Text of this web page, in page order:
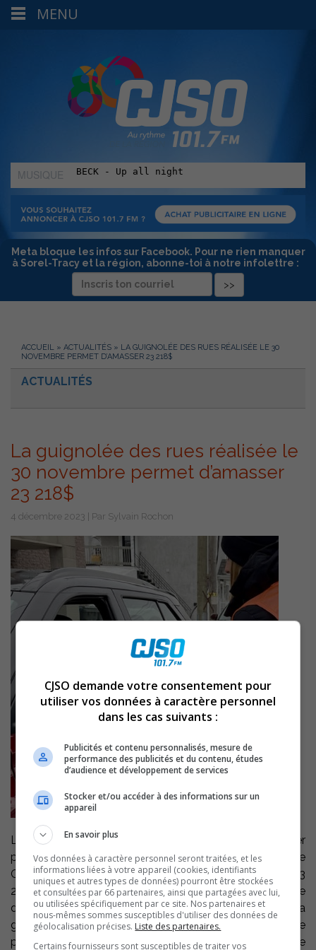
MUSIQUE
:
Meta bloque les infos sur Facebook. Pour ne rien manquer
à Sorel-Tracy et la région, abonne-toi à notre infolettre :
ACCUEIL » ACTUALITÉS » LA GUIGNOLÉE DES RUES RÉALISÉE LE 30
NOVEMBRE PERMET D’AMASSER 23 218$
ACTUALITÉS
La guignolée des rues réalisée le
30 novembre permet d’amasser
23 218$
4 décembre 2023 | Par Sylvain Rochon
La guignolée des rues réalisée le 30 novembre dernier
par le Centre d’action bénévole du Bas-Richelieu et le
Groupe d’entraide de Sorel-Tracy a permis d’amasser 23
218 $, un montant record pour ce type d’opération. Le
directeur du CAB, Ando Andrianady, se montre ravi de la
générosité des automobilistes. Il est important de
poursuivre sur cette lancée les besoins d’aide alimentaire
MENU
CJSO demande votre consentement pour
utiliser vos données à caractère personnel
dans les cas suivants :
Publicités et contenu personnalisés, mesure de
performance des publicités et du contenu, études
d’audience et développement de services
Stocker et/ou accéder à des informations sur un
appareil
En savoir plus
Vos données à caractère personnel seront traitées, et les
informations liées à votre appareil (cookies, identifiants
uniques et autres types de données) pourront être stockées
et consultées par 66 partenaires, ainsi que partagées avec lui,
ou utilisées spécifiquement par ce site. Nos partenaires et
nous-mêmes sommes susceptibles d'utiliser des données de
géolocalisation précises. Liste des partenaires.
Certains fournisseurs sont susceptibles de traiter vos